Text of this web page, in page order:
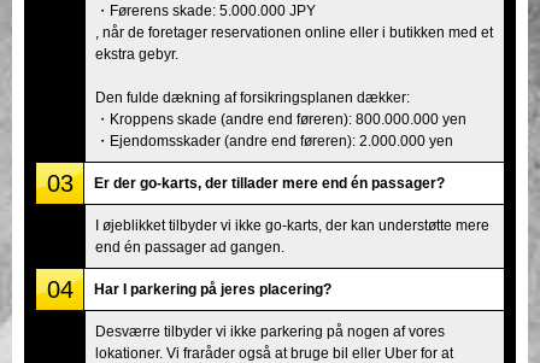
・Førerens skade: 5.000.000 JPY
, når de foretager reservationen online eller i butikken med et
ekstra gebyr.
Den fulde dækning af forsikringsplanen dækker:
・Kroppens skade (andre end føreren): 800.000.000 yen
・Ejendomsskader (andre end føreren): 2.000.000 yen
03 Er der go-karts, der tillader mere end én passager?
I øjeblikket tilbyder vi ikke go-karts, der kan understøtte mere
end én passager ad gangen.
04 Har I parkering på jeres placering?
Desværre tilbyder vi ikke parkering på nogen af vores
lokationer. Vi fraråder også at bruge bil eller Uber for at